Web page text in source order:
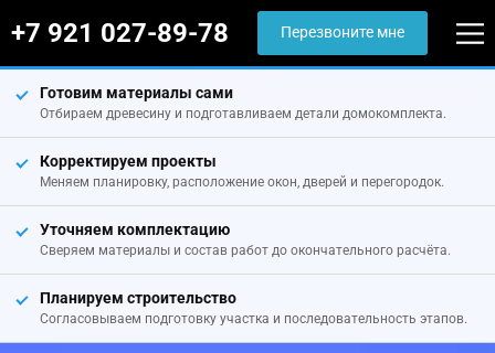
+7 921 027-89-78 Перезвоните мне
Готовим материалы сами
Отбираем древесину и подготавливаем детали домокомплекта.
Корректируем проекты
Меняем планировку, расположение окон, дверей и перегородок.
Уточняем комплектацию
Сверяем материалы и состав работ до окончательного расчёта.
Планируем строительство
Согласовываем подготовку участка и последовательность этапов.